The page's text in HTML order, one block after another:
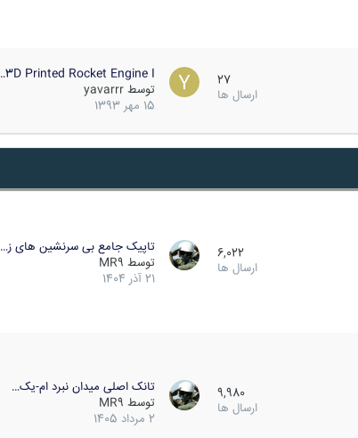
27
ارسال ها
3D Printed Rocket Engine I…
توسط yavarrr
15 مهر 1393
6,022
ارسال ها
تاپیک جامع بی سرنشین های ز…
توسط MR9
21 آذر 1404
9,980
ارسال ها
تانک اصلی میدان نبرد ام-یک…
توسط MR9
2 مرداد 1405